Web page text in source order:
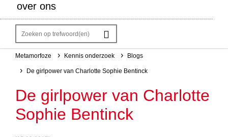
over ons
Kruimelpad
Metamorfoze Kennis onderzoek Blogs
De girlpower van Charlotte Sophie Bentinck
De girlpower van Charlotte
Sophie Bentinck